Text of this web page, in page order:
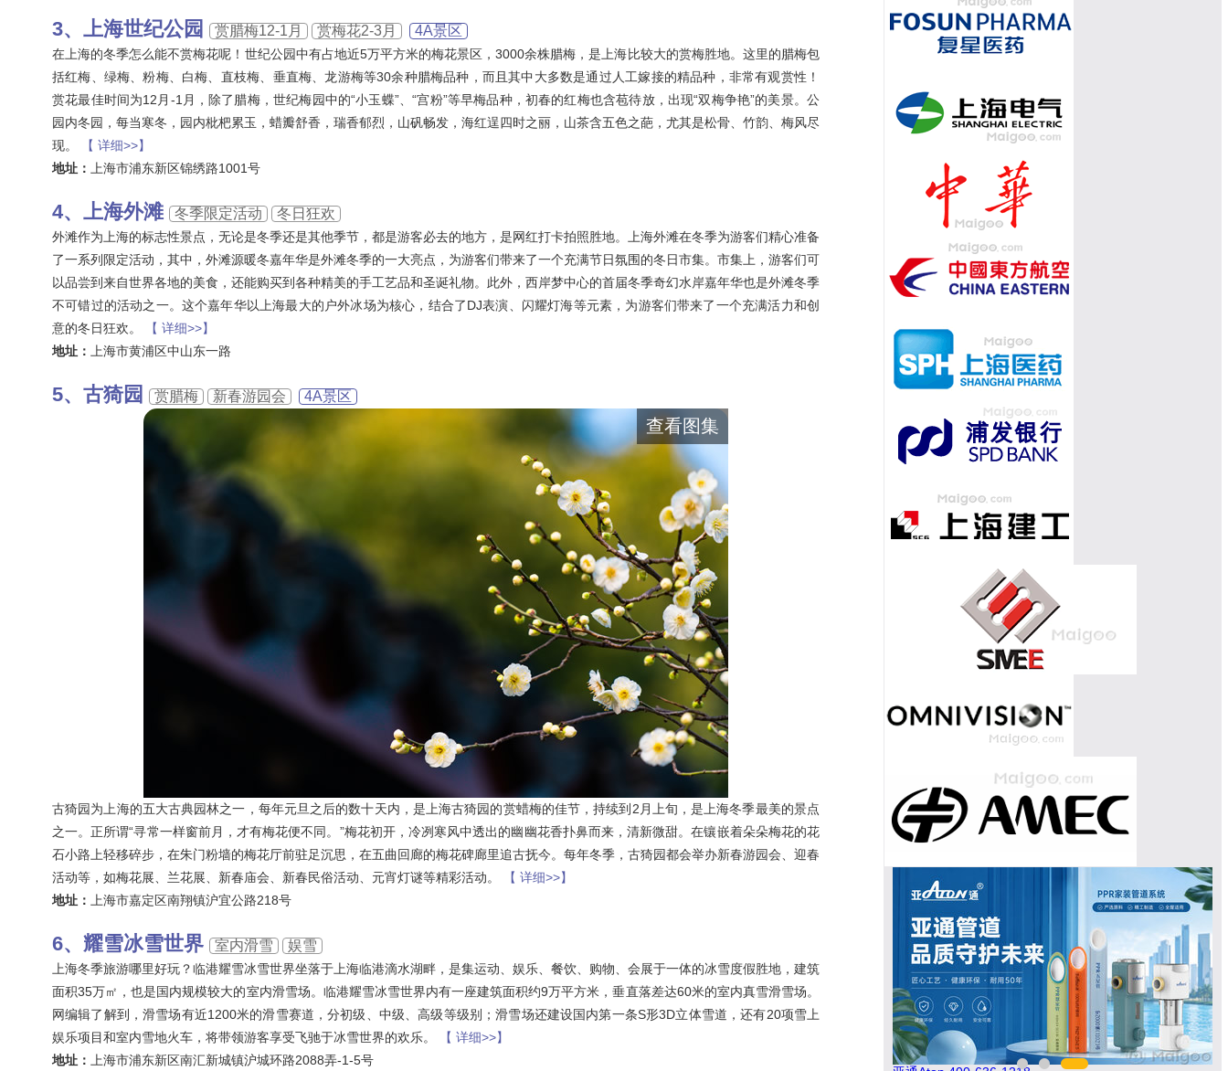
上海世纪公园 赏腊梅12-1月 赏梅花2-3月 4A景区
在上海的冬季怎么能不赏梅花呢！世纪公园中有占地近5万平方米的梅花景区，3000余株腊梅，是上海比较大的赏梅胜地。这里的腊梅包
括红梅、绿梅、粉梅、白梅、直枝梅、垂直梅、龙游梅等30余种腊梅品种，而且其中大多数是通过人工嫁接的精品种，非常有观赏性！
赏花最佳时间为12月-1月，除了腊梅，世纪梅园中的“小玉蝶”、“宫粉”等早梅品种，初春的红梅也含苞待放，出现“双梅争艳”的美景。公
园内冬园，每当寒冬，园内枇杷累玉，蜡瓣舒香，瑞香郁烈，山矾畅发，海红逞四时之丽，山茶含五色之葩，尤其是松骨、竹韵、梅风尽
现。
【 详细>>】
地址： 上海市浦东新区锦绣路1001号
上海外滩 冬季限定活动 冬日狂欢
外滩作为上海的标志性景点，无论是冬季还是其他季节，都是游客必去的地方，是网红打卡拍照胜地。上海外滩在冬季为游客们精心准备
了一系列限定活动，其中，外滩源暖冬嘉年华是外滩冬季的一大亮点，为游客们带来了一个充满节日氛围的冬日市集。市集上，游客们可
以品尝到来自世界各地的美食，还能购买到各种精美的手工艺品和圣诞礼物。此外，西岸梦中心的首届冬季奇幻水岸嘉年华也是外滩冬季
不可错过的活动之一。这个嘉年华以上海最大的户外冰场为核心，结合了DJ表演、闪耀灯海等元素，为游客们带来了一个充满活力和创
意的冬日狂欢。
【 详细>>】
地址： 上海市黄浦区中山东一路
古猗园 赏腊梅 新春游园会 4A景区
查看图集
古猗园为上海的五大古典园林之一，每年元旦之后的数十天内，是上海古猗园的赏蜡梅的佳节，持续到2月上旬，是上海冬季最美的景点
之一。正所谓“寻常一样窗前月，才有梅花便不同。”梅花初开，冷冽寒风中透出的幽幽花香扑鼻而来，清新微甜。在镶嵌着朵朵梅花的花
石小路上轻移碎步，在朱门粉墙的梅花厅前驻足沉思，在五曲回廊的梅花碑廊里追古抚今。每年冬季，古猗园都会举办新春游园会、迎春
活动等，如梅花展、兰花展、新春庙会、新春民俗活动、元宵灯谜等精彩活动。
【 详细>>】
地址： 上海市嘉定区南翔镇沪宜公路218号
耀雪冰雪世界 室内滑雪 娱雪
上海冬季旅游哪里好玩？临港耀雪冰雪世界坐落于上海临港滴水湖畔，是集运动、娱乐、餐饮、购物、会展于一体的冰雪度假胜地，建筑
面积35万㎡，也是国内规模较大的室内滑雪场。临港耀雪冰雪世界内有一座建筑面积约9万平方米，垂直落差达60米的室内真雪滑雪场。
网编辑了解到，滑雪场有近1200米的滑雪赛道，分初级、中级、高级等级别；滑雪场还建设国内第一条S形3D立体雪道，还有20项雪上
娱乐项目和室内雪地火车，将带领游客享受飞驰于冰雪世界的欢乐。
【 详细>>】
地址： 上海市浦东新区南汇新城镇沪城环路2088弄-1-5号